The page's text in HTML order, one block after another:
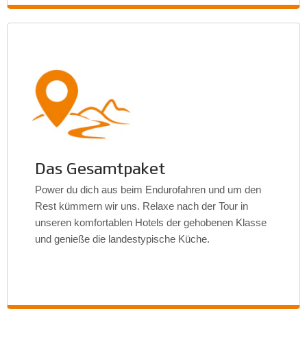
Das Gesamtpaket
Power du dich aus beim Endurofahren und um den
Rest kümmern wir uns. Relaxe nach der Tour in
unseren komfortablen Hotels der gehobenen Klasse
und genieße die landestypische Küche.